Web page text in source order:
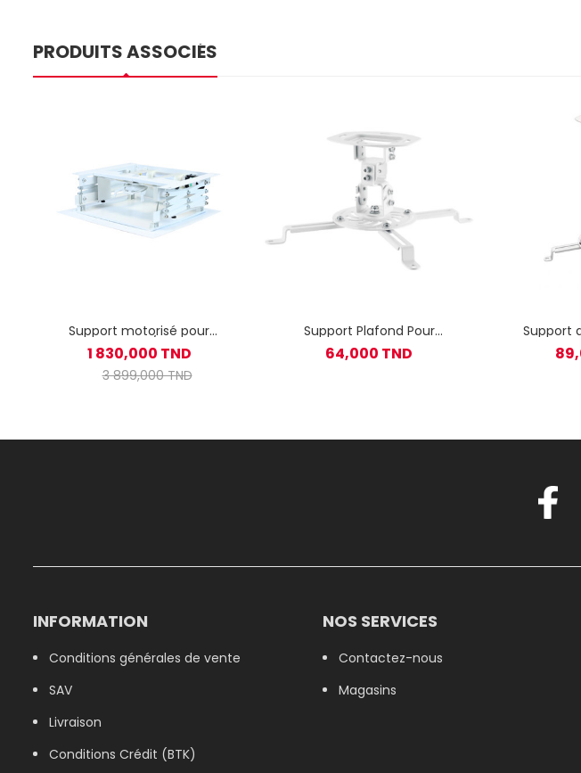
PRODUITS ASSOCIÉS
Support motorisé pour
vidéoprojecteur / Hauteur 64
cm max / Wi-Fi
1 830,000 TND
3 899,000 TND
Support Plafond Pour
Vidéoprojecteur SBOX PM-18
- Blanc
64,000 TND
Support
INFORMATION
Conditions générales de vente
SAV
Livraison
Conditions Crédit (BTK)
NOS SERVICES
Contactez-nous
Magasins